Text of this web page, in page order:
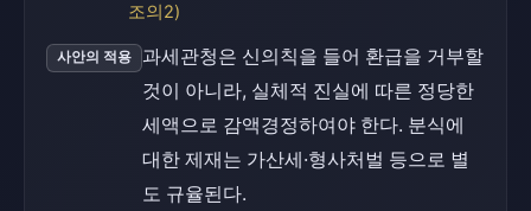
조의2)
사안의 적용
과세관청은 신의칙을 들어 환급을 거부할
것이 아니라, 실체적 진실에 따른 정당한
세액으로 감액경정하여야 한다. 분식에
대한 제재는 가산세·형사처벌 등으로 별
도 규율된다.